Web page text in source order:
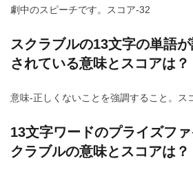
劇中のスピーチです。スコア-32
スクラブルの13文字の単語
されている意味とスコアは？
意味-正しくないことを強調すること。ス
13文字ワードのプライズフ
クラブルの意味とスコアは？